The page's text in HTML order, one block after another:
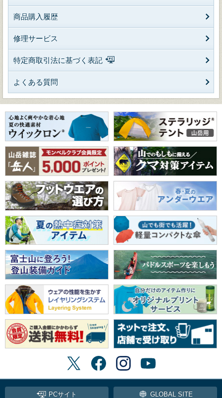
商品購入履歴
修理サービス
特定商取引法に基づく表記
よくある質問
PCサイト GLOBAL SITE